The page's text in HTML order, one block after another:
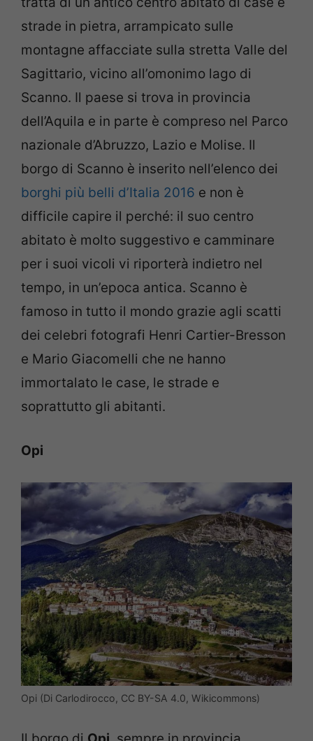
strade in pietra, arrampicato sulle
montagne affacciate sulla stretta Valle del
Sagittario, vicino all’omonimo lago di
Scanno. Il paese si trova in provincia
dell’Aquila e in parte è compreso nel Parco
nazionale d’Abruzzo, Lazio e Molise. Il
borgo di Scanno è inserito nell’elenco dei
borghi più belli d’Italia 2016 e non è
difficile capire il perché: il suo centro
abitato è molto suggestivo e camminare
per i suoi vicoli vi riporterà indietro nel
tempo, in un’epoca antica. Scanno è
famoso in tutto il mondo grazie agli scatti
dei celebri fotografi Henri Cartier-Bresson
e Mario Giacomelli che ne hanno
immortalato le case, le strade e
soprattutto gli abitanti.
Opi
Opi (Di Carlodirocco, CC BY-SA 4.0, Wikicommons)